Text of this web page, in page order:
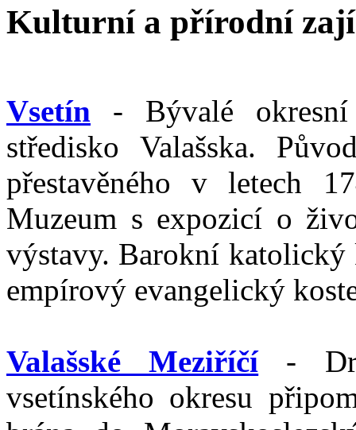
Kulturní a přírodní
Vsetín - Bývalé okresní
středisko Valašska.
přestavěného v letech
Muzeum s expozicí o
výstavy. Barokní
empírový evangelický
Valašské Meziříčí-
vsetínského okresu